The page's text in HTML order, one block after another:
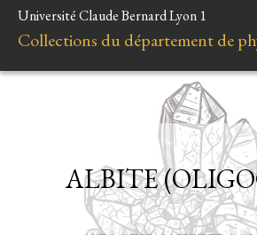
Université Claude Bernard Lyon 1
Collections du département de
ALBITE